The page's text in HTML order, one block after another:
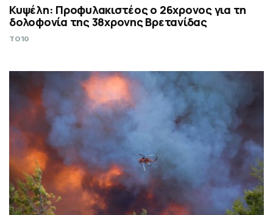
Κυψέλη: Προφυλακιστέος ο 26χρονος για τη
δολοφονία της 38χρονης Βρετανίδας
TO10